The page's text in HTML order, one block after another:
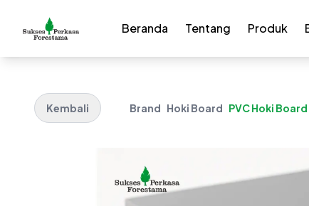
Beranda Tentang Produk
Kembali Brand Hoki Board PVC Hoki